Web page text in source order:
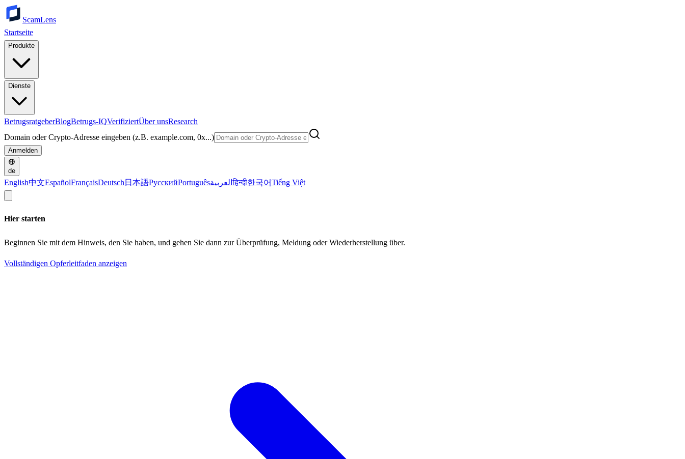
ScamLens
Startseite
Produkte
Dienste
BetrugsratgeberBlogBetrugs-IQVerifiziertÜber unsResearch
Domain oder Crypto-Adresse eingeben (z.B. example.com, 0x...)
Anmelden
de
English中文EspañolFrançaisDeutsch 日本語РусскийPortuguêsالعربيةहिन्दी한국어Tiếng Việt
Hier starten
Beginnen Sie mit dem Hinweis, den Sie haben, und gehen Sie dann zur Überprüfung, Meldung oder Wiederherstellung über.
Vollständigen Opferleitfaden anzeigen